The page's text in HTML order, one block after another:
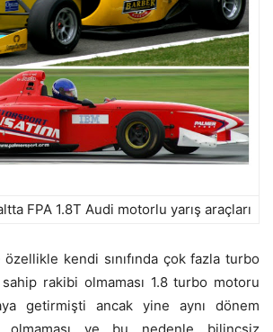
FPA 1.8T Audi motorlu yarış araçları
özellikle kendi sınıfında çok fazla turbo
rakibi olmaması 1.8 turbo motoru
getirmişti ancak yine aynı dönem
olmaması ve bu nedenle bilinçsiz